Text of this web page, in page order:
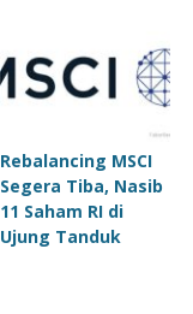
Rebalancing MSCI
Segera Tiba, Nasib
11 Saham RI di
Ujung Tanduk